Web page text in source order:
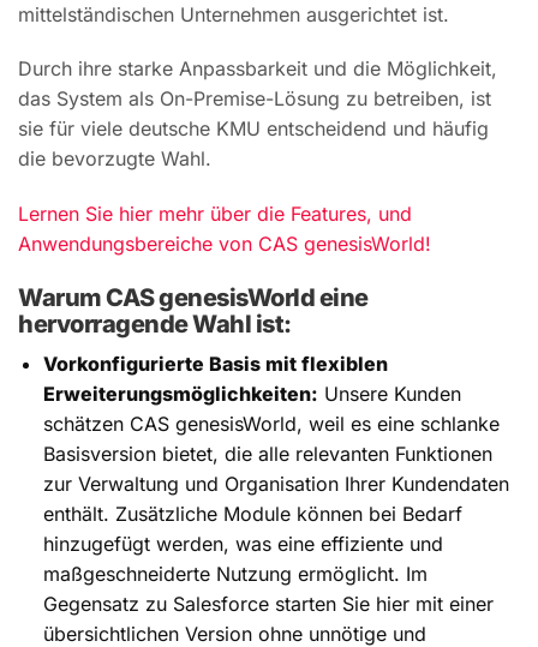
mittelständischen Unternehmen ausgerichtet ist.
Durch ihre starke Anpassbarkeit und die Möglichkeit,
das System als On-Premise-Lösung zu betreiben, ist
sie für viele deutsche KMU entscheidend und häufig
die bevorzugte Wahl.
Lernen Sie hier mehr über die Features, und
Anwendungsbereiche von CAS genesisWorld!
Warum CAS genesisWorld eine
hervorragende Wahl ist:
Vorkonfigurierte Basis mit flexiblen
Erweiterungsmöglichkeiten: Unsere Kunden
schätzen CAS genesisWorld, weil es eine schlanke
Basisversion bietet, die alle relevanten Funktionen
zur Verwaltung und Organisation Ihrer Kundendaten
enthält. Zusätzliche Module können bei Bedarf
hinzugefügt werden, was eine effiziente und
maßgeschneiderte Nutzung ermöglicht. Im
Gegensatz zu Salesforce starten Sie hier mit einer
übersichtlichen Version ohne unnötige und